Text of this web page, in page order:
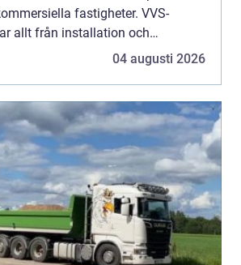
fastigheter. VVS-
allt från installation och
reparatio...
04 augusti 2026